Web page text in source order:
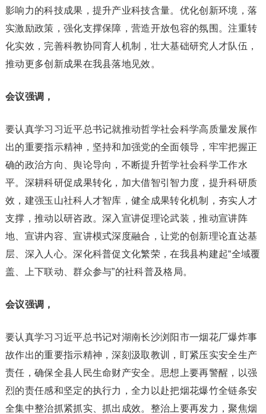
影响力的科技成果，提升产业科技含量。优化创新环境，落
实激励政策，强化支撑保障，营造开放包容的氛围。注重转
化实效，完善科教协同育人机制，壮大基础研究人才队伍，
推动更多创新成果在我县落地见效。
会议强调，
要认真学习习近平总书记就推动哲学社会科学高质量发展作
出的重要指示精神，坚持和加强党的全面领导，牢牢把握正
确的政治方向、舆论导向，不断提升哲学社会科学工作水
平。深耕科研促成果转化，加大借智引智力度，提升科研质
效，建强玉山社科人才智库，健全成果转化机制，夯实人才
支撑，推动以研咨政。深入宣讲促理论武装，推动宣讲阵
地、宣讲内容、宣讲模式深度融合，让党的创新理论直达基
层、深入人心。深化科普促文化繁荣，在我县构建起“全域覆
盖、上下联动、群众参与”的社科普及格局。
会议强调，
要认真学习习近平总书记对湖南长沙浏阳市一烟花厂爆炸事
故作出的重要指示精神，深刻汲取教训，盯紧压实安全生产
责任，确保全县人民生命财产安全。思想上要再警醒，以强
烈的责任感和坚定的执行力，全力以赴把烟花爆竹全链条安
全集中整治抓紧抓实、抓出成效。整治上要再发力，聚焦烟